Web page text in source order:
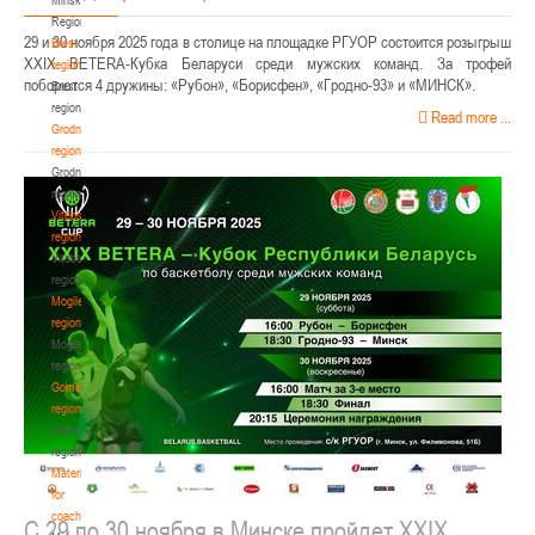
Region
Brest
region
Brest
region
Grodno
region
Grodno
region
Vitebsk
region
Vitebsk
region
Mogilev
region
Mogilev
region
Gomel
region
Gomel
region
Materials
for
coaches
29 и 30 ноября 2025 года в столице на площадке РГУОР состоится розыгрыш
XXIX BETERA-Кубка Беларуси среди мужских команд. За трофей
поборются 4 дружины: «Рубон», «Борисфен», «Гродно-93» и «МИНСК».
Read more ...